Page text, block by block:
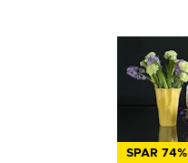
SPAR 74%